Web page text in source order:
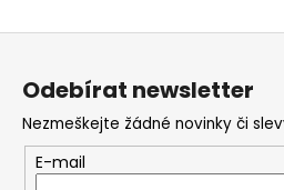
Z
Odebírat newsletter
Nezmeškejte žádné novinky či
E-mail